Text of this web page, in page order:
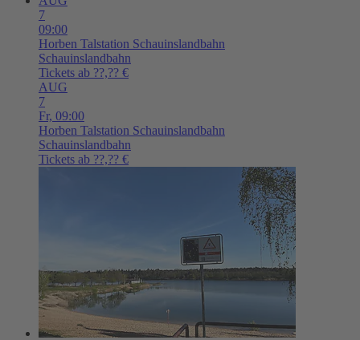
7
09:00
Horben Talstation Schauinslandbahn
Schauinslandbahn
Tickets ab ??,?? €
AUG
7
Fr, 09:00
Horben Talstation Schauinslandbahn
Schauinslandbahn
Tickets ab ??,?? €